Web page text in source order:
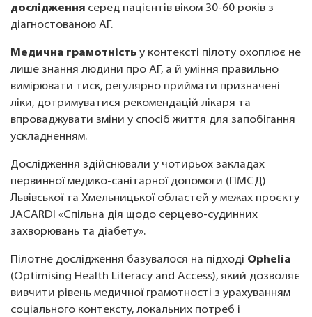
дослідження серед пацієнтів віком 30-60 років з
діагностованою АГ.
Медична грамотність у контексті пілоту охоплює не
лише знання людини про АГ, а й уміння правильно
вимірювати тиск, регулярно приймати призначені
ліки, дотримуватися рекомендацій лікаря та
впроваджувати зміни у спосіб життя для запобігання
ускладненням.
Дослідження здійснювали у чотирьох закладах
первинної медико-санітарної допомоги (ПМСД)
Львівської та Хмельницької областей у межах проєкту
JACARDI «Спільна дія щодо серцево-судинних
захворювань та діабету».
Пілотне дослідження базувалося на підході Ophelia
(Optimising Health Literacy and Access), який дозволяє
вивчити рівень медичної грамотності з урахуванням
соціального контексту, локальних потреб і